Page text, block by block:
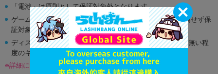
「電池」は原則として保証対象外となります。
ゲーム機本体には、SDカードなどのメモリーカードは付属せず保
証対象外となります。
ディスク類の読み取り面のキズに関しまして再生に支障が無い程
度のキズがある場合がございます。
※詳細につきましてはコチラ